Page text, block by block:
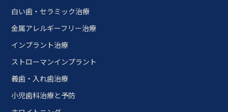
白い歯・セラミック治療
金属アレルギーフリー治療
インプラント治療
ストローマンインプラント
義歯・入れ歯治療
小児歯科治療と予防